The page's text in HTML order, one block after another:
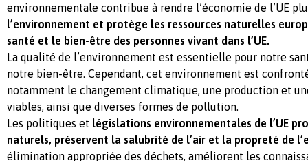
environnementale contribue à rendre l’économie de l’UE
l’environnement et protège les ressources naturelles
santé et le bien-être des personnes vivant dans l’UE.
La qualité de l’environnement est essentielle pour notre
notre bien-être. Cependant, cet environnement est
notamment le changement climatique, une production et
viables, ainsi que diverses formes de pollution.
Les politiques et législations environnementales de l’UE
naturels, préservent la salubrité de l’air et la propreté de
élimination appropriée des déchets, améliorent les